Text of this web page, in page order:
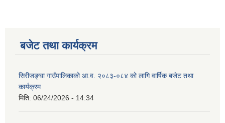
बजेट तथा कार्यक्रम
सिरीजङ्घा गाउँपालिकाको आ.व. २०८३-०८४ को लागि वार्षिक बजेट तथा
कार्यक्रम
मिति: 06/24/2026 - 14:34